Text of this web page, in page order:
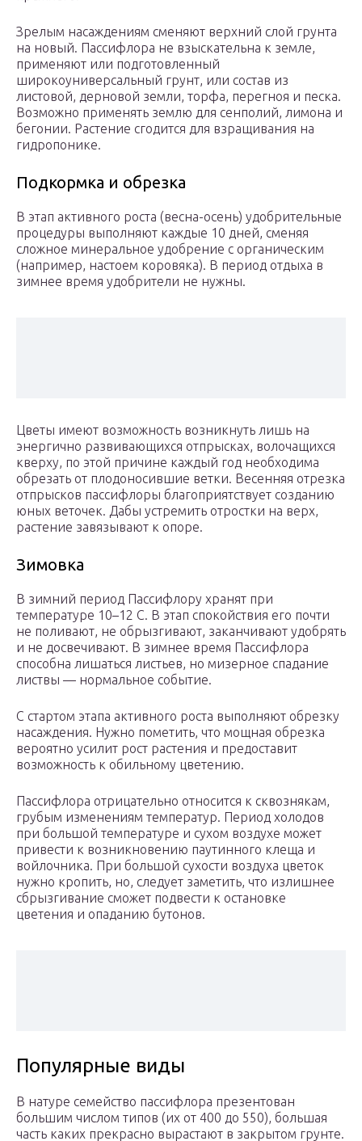
Зрелым насаждениям сменяют верхний слой грунта
на новый. Пассифлора не взыскательна к земле,
применяют или подготовленный
широкоуниверсальный грунт, или состав из
листовой, дерновой земли, торфа, перегноя и песка.
Возможно применять землю для сенполий, лимона и
бегонии. Растение сгодится для взращивания на
гидропонике.
Подкормка и обрезка
В этап активного роста (весна-осень) удобрительные
процедуры выполняют каждые 10 дней, сменяя
сложное минеральное удобрение с органическим
(например, настоем коровяка). В период отдыха в
зимнее время удобрители не нужны.
Цветы имеют возможность возникнуть лишь на
энергично развивающихся отпрысках, волочащихся
кверху, по этой причине каждый год необходима
обрезать от плодоносившие ветки. Весенняя отрезка
отпрысков пассифлоры благоприятствует созданию
юных веточек. Дабы устремить отростки на верх,
растение завязывают к опоре.
Зимовка
В зимний период Пассифлору хранят при
температуре 10–12 С. В этап спокойствия его почти
не поливают, не обрызгивают, заканчивают удобрять
и не досвечивают. В зимнее время Пассифлора
способна лишаться листьев, но мизерное спадание
листвы — нормальное событие.
С стартом этапа активного роста выполняют обрезку
насаждения. Нужно пометить, что мощная обрезка
вероятно усилит рост растения и предоставит
возможность к обильному цветению.
Пассифлора отрицательно относится к сквознякам,
грубым изменениям температур. Период холодов
при большой температуре и сухом воздухе может
привести к возникновению паутинного клеща и
войлочника. При большой сухости воздуха цветок
нужно кропить, но, следует заметить, что излишнее
сбрызгивание сможет подвести к остановке
цветения и опаданию бутонов.
Популярные виды
В натуре семейство пассифлора презентован
большим числом типов (их от 400 до 550), большая
часть каких прекрасно вырастают в закрытом грунте.